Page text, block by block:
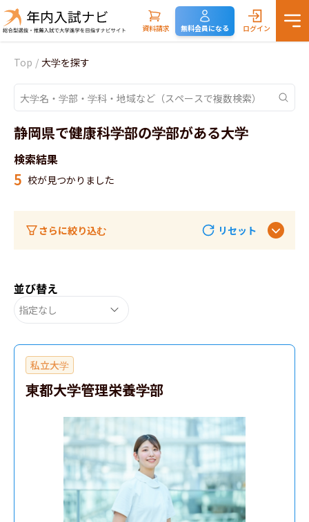
資料請求 無料会員になる ログイン
Top / 大学を探す
静岡県で健康科学部の学部がある大学
検索結果
5 校が見つかりました
さらに絞り込む リセット
並び替え
指定なし
私立大学
東都大学管理栄養学部